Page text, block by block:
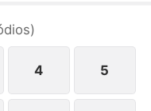
)
4 5